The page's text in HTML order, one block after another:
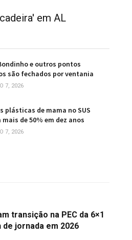
em AL
e outros pontos
são fechados por ventania
7, 2026
plásticas de mama no SUS
mais de 50% em dez anos
7, 2026
transição na PEC da 6×1
jornada em 2026